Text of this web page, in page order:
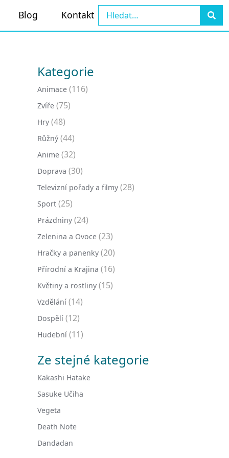
Blog Kontakt
Kategorie
Animace (116)
Zvíře (75)
Hry (48)
Růžný (44)
Anime (32)
Doprava (30)
Televizní pořady a filmy (28)
Sport (25)
Prázdniny (24)
Zelenina a Ovoce (23)
Hračky a panenky (20)
Přírodní a Krajina (16)
Květiny a rostliny (15)
Vzdělání (14)
Dospělí (12)
Hudební (11)
Ze stejné kategorie
Kakashi Hatake
Sasuke Učiha
Vegeta
Death Note
Dandadan